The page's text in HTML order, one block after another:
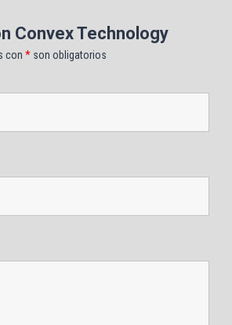
Convex Technology
con * son obligatorios